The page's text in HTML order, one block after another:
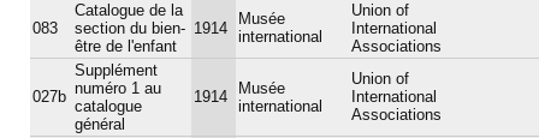
083
Catalogue de la
section du bien-
être de l'enfant
1914
Musée
international
Union of
International
Associations
027b
Supplément
numéro 1 au
catalogue
général
1914
Musée
international
Union of
International
Associations